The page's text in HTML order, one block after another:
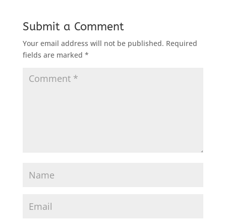
Submit a Comment
Your email address will not be published. Required
fields are marked *